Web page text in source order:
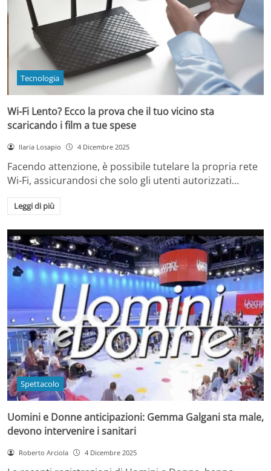
Tecnologia
Wi-Fi Lento? Ecco la prova che il tuo vicino sta
scaricando i film a tue spese
Ilaria Losapio 4 Dicembre 2025
Facendo attenzione, è possibile tutelare la propria rete
Wi-Fi, assicurandosi che solo gli utenti autorizzati…
Leggi di più
Spettacolo
Uomini e Donne anticipazioni: Gemma Galgani sta male,
devono intervenire i sanitari
Roberto Arciola 4 Dicembre 2025